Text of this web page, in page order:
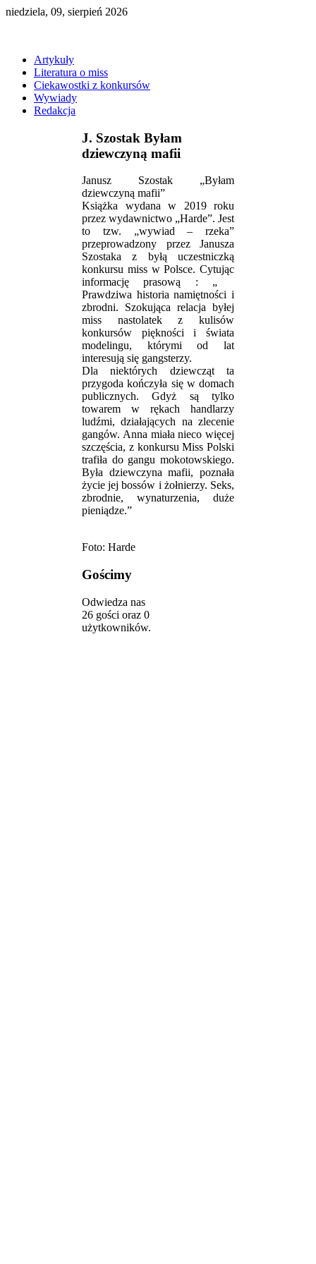
niedziela, 09, sierpień 2026
Artykuły
Literatura o miss
Ciekawostki z konkursów
Wywiady
Redakcja
J. Szostak Byłam
dziewczyną mafii
Janusz Szostak „Byłam
dziewczyną mafii”
Książka wydana w 2019 roku
przez wydawnictwo „Harde”. Jest
to tzw. „wywiad – rzeka”
przeprowadzony przez Janusza
Szostaka z byłą uczestniczką
konkursu miss w Polsce. Cytując
informację prasową : „
Prawdziwa historia namiętności i
zbrodni. Szokująca relacja byłej
miss nastolatek z kulisów
konkursów piękności i świata
modelingu, którymi od lat
interesują się gangsterzy.
Dla niektórych dziewcząt ta
przygoda kończyła się w domach
publicznych. Gdyż są tylko
towarem w rękach handlarzy
ludźmi, działających na zlecenie
gangów. Anna miała nieco więcej
szczęścia, z konkursu Miss Polski
trafiła do gangu mokotowskiego.
Była dziewczyna mafii, poznała
życie jej bossów i żołnierzy. Seks,
zbrodnie, wynaturzenia, duże
pieniądze.”
Foto: Harde
Gościmy
Odwiedza nas
26 gości oraz 0
użytkowników.